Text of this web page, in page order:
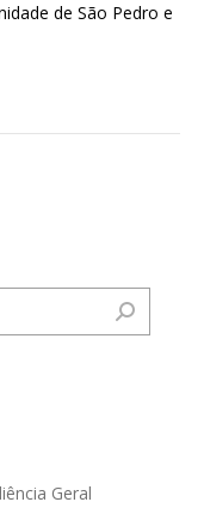
de São Pedro e
Geral